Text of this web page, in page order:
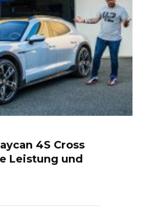
4S Cross
Leistung und